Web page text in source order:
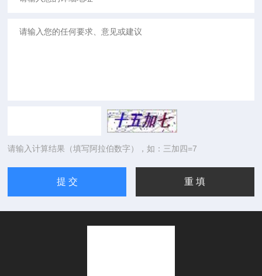
请输入计算结果（填写阿拉伯数字），如：三加四=7